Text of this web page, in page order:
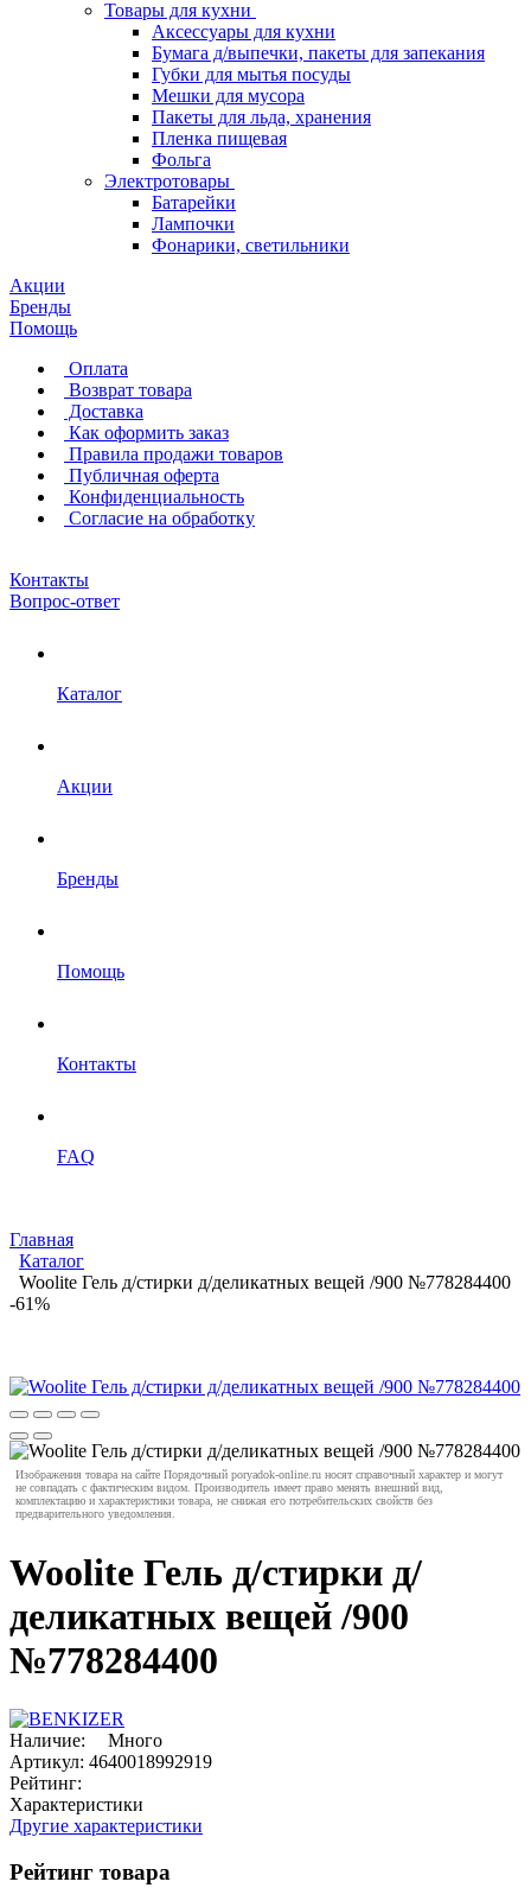
Товары для кухни
Аксессуары для кухни
Бумага д/выпечки, пакеты для запекания
Губки для мытья посуды
Мешки для мусора
Пакеты для льда, хранения
Пленка пищевая
Фольга
Электротовары
Батарейки
Лампочки
Фонарики, светильники
Акции
Бренды
Помощь
Оплата
Возврат товара
Доставка
Как оформить заказ
Правила продажи товаров
Публичная оферта
Конфиденциальность
Согласие на обработку
Контакты
Вопрос-ответ
Каталог
Акции
Бренды
Помощь
Контакты
FAQ
Главная
Каталог
Woolite Гель д/стирки д/деликатных вещей /900 №778284400
-61%
Изображения товара на сайте Порядочный poryadok-online.ru носят справочный характер и могут
не совпадать с фактическим видом. Производитель имеет право менять внешний вид,
комплектацию и характеристики товара, не снижая его потребительских свойств без
предварительного уведомления.
Woolite Гель д/стирки д/
деликатных вещей /900
№778284400
Наличие:
Много
Артикул: 4640018992919
Рейтинг:
Характеристики
Другие характеристики
Рейтинг товара